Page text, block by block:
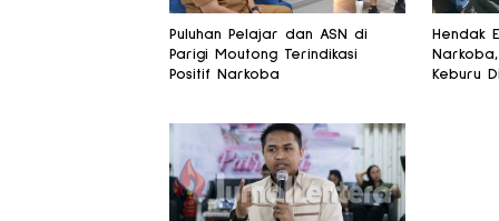
Puluhan Pelajar dan ASN di
Parigi Moutong Terindikasi
Positif Narkoba
Hendak
Keburu